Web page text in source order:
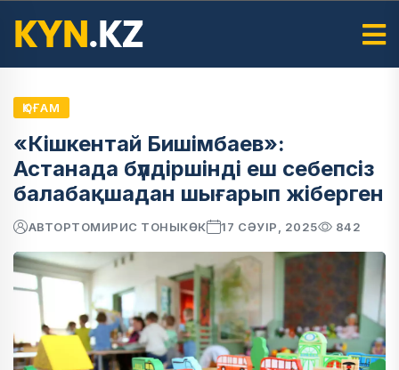
ҚОҒАМ
«Кішкентай Бишімбаев»:
Астанада бүлдіршінді еш себепсіз
балабақшадан шығарып жіберген
АВТОРТОМИРИС ТОНЫКӨК 17 СӘУІР, 2025 842